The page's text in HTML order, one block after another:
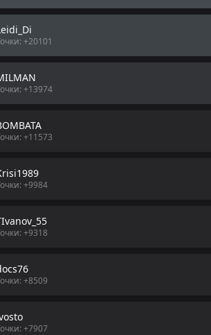
+20101
+13974
+11573
+9984
+9318
+8509
+7907